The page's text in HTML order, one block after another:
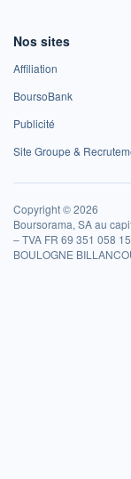
Nos sites
Affiliation
BoursoBank
Publicité
Site Groupe &
Copyright © 2026
Boursorama, SA au
– TVA FR 69 351 058
BOULOGNE